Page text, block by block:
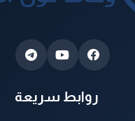
روابط سريعة